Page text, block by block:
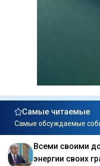
Самые читаемые
Самые обсуждаемые
Всеми своими
энергии своих